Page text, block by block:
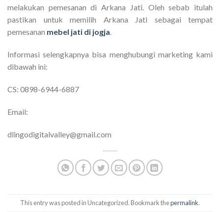
melakukan pemesanan di Arkana Jati. Oleh sebab itulah
pastikan untuk memilih Arkana Jati sebagai tempat
pemesanan mebel jati di jogja.
Informasi selengkapnya bisa menghubungi marketing kami
dibawah ini:
CS: 0898-6944-6887
Email:
dlingodigitalvalley@gmail.com
This entry was posted in Uncategorized. Bookmark thepermalink.